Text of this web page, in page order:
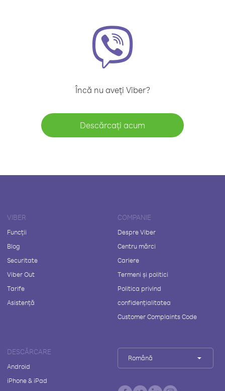
Încă nu aveți Viber?
Descărcați acum
VIBER
Funcții
Blog
Securitate
Viber Out
Tarife
Asistență
COMPANIE
Despre Viber
Centru mărci
Cariere
Termeni și politici
Politica privind
confidențialitatea
Customer Complaints Code
DESCĂRCARE
Android
iPhone & iPad
Română